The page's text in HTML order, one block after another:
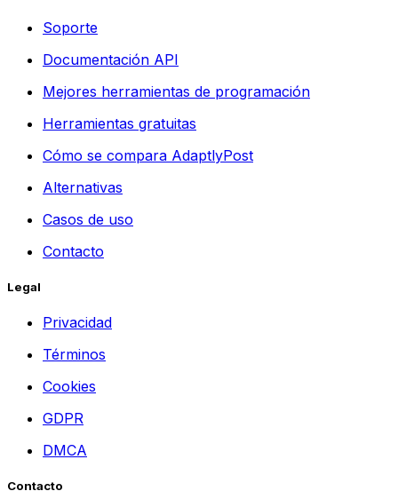
Soporte
Documentación API
Mejores herramientas de programación
Herramientas gratuitas
Cómo se compara AdaptlyPost
Alternativas
Casos de uso
Contacto
Legal
Privacidad
Términos
Cookies
GDPR
DMCA
Contacto